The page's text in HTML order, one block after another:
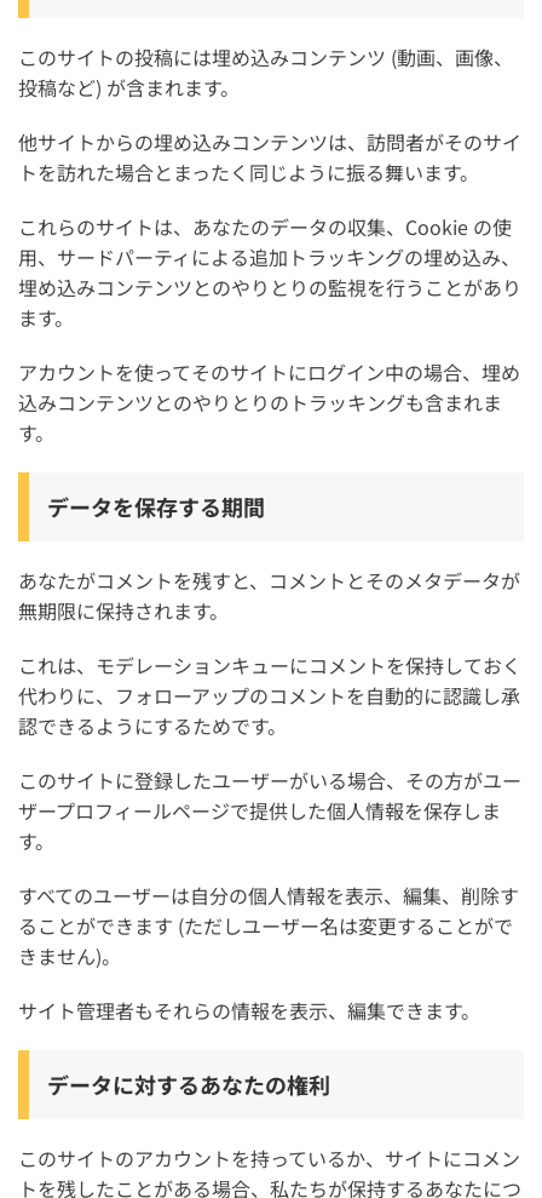
このサイトの投稿には埋め込みコンテンツ (動画、画像、
投稿など) が含まれます。
他サイトからの埋め込みコンテンツは、訪問者がそのサイ
トを訪れた場合とまったく同じように振る舞います。
これらのサイトは、あなたのデータの収集、Cookie の使
用、サードパーティによる追加トラッキングの埋め込み、
埋め込みコンテンツとのやりとりの監視を行うことがあり
ます。
アカウントを使ってそのサイトにログイン中の場合、埋め
込みコンテンツとのやりとりのトラッキングも含まれま
す。
データを保存する期間
あなたがコメントを残すと、コメントとそのメタデータが
無期限に保持されます。
これは、モデレーションキューにコメントを保持しておく
代わりに、フォローアップのコメントを自動的に認識し承
認できるようにするためです。
このサイトに登録したユーザーがいる場合、その方がユー
ザープロフィールページで提供した個人情報を保存しま
す。
すべてのユーザーは自分の個人情報を表示、編集、削除す
ることができます (ただしユーザー名は変更することがで
きません)。
サイト管理者もそれらの情報を表示、編集できます。
データに対するあなたの権利
このサイトのアカウントを持っているか、サイトにコメン
トを残したことがある場合、私たちが保持するあなたにつ